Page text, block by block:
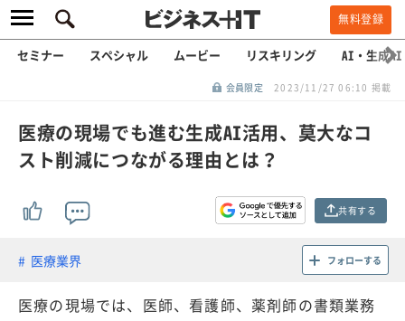
無料登録
セミナー スペシャル ムービー リスキリング AI・生成AI
会員限定 2023/11/27 06:10 掲載
医療の現場でも進む生成AI活用、莫大なコ
スト削減につながる理由とは？
共有する
医療業界 フォローする
医療の現場では、医師、看護師、薬剤師の書類業務